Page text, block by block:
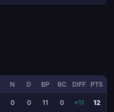
N D BP BC DIFF PTS
0 0 11 0 +11 12